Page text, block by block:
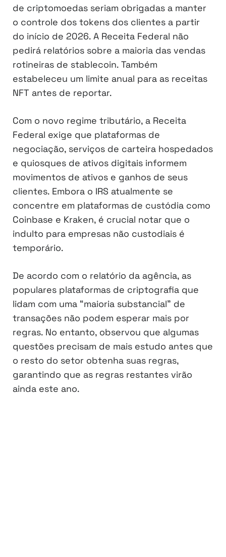
de criptomoedas seriam obrigadas a manter
o controle dos tokens dos clientes a partir
do início de 2026. A Receita Federal não
pedirá relatórios sobre a maioria das vendas
rotineiras de stablecoin. Também
estabeleceu um limite anual para as receitas
NFT antes de reportar.
Com o novo regime tributário, a Receita
Federal exige que plataformas de
negociação, serviços de carteira hospedados
e quiosques de ativos digitais informem
movimentos de ativos e ganhos de seus
clientes. Embora o IRS atualmente se
concentre em plataformas de custódia como
Coinbase e Kraken, é crucial notar que o
indulto para empresas não custodiais é
temporário.
De acordo com o relatório da agência, as
populares plataformas de criptografia que
lidam com uma “maioria substancial” de
transações não podem esperar mais por
regras. No entanto, observou que algumas
questões precisam de mais estudo antes que
o resto do setor obtenha suas regras,
garantindo que as regras restantes virão
ainda este ano.